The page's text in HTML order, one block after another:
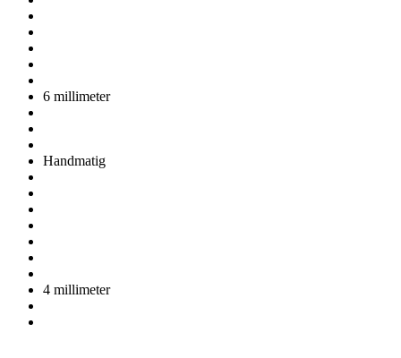
6 millimeter
Handmatig
4 millimeter